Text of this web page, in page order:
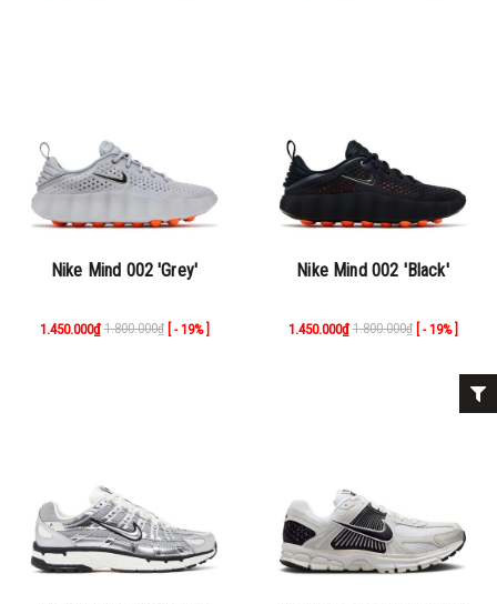
Nike Mind 002 'Grey'
1.450.000₫ 1.800.000₫ [ - 19% ]
Nike Mind 002 'Black'
1.450.000₫ 1.800.000₫ [ - 19% ]